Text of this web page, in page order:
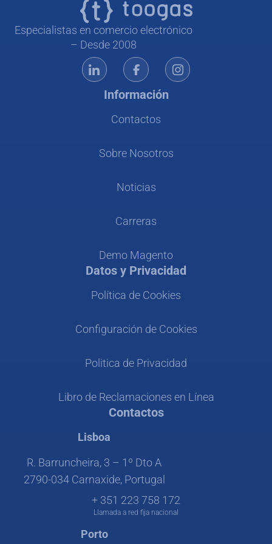
Especialistas en comercio electrónico
– Desde 2008
Información
Contactos
Sobre Nosotros
Noticias
Carreras
Demo Magento
Datos y Privacidad
Política de Cookies
Configuración de Cookies
Politica de Privacidad
Libro de Reclamaciones en Línea
Contactos
Lisboa
R. Barruncheira, 3 – 1º Dto A
2790-034 Carnaxide, Portugal
+ 351 223 758 172
Llamada a red fija nacional
Porto